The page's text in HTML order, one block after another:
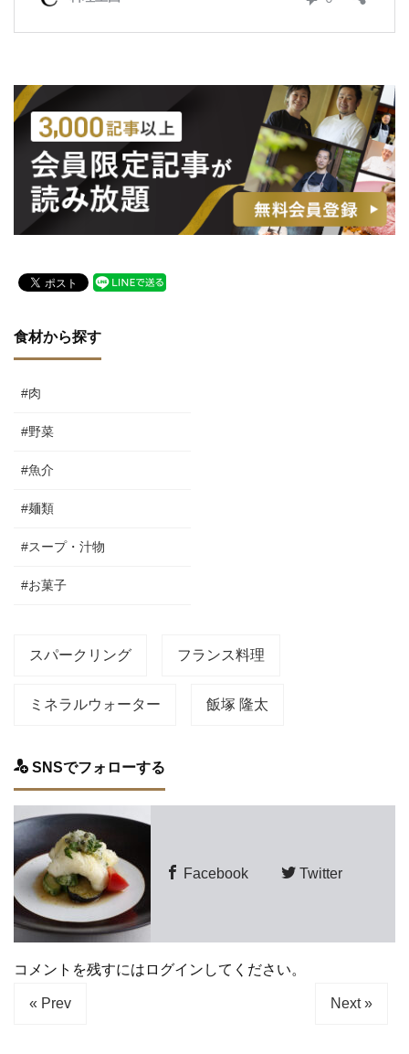
食材から探す
#肉
#野菜
#魚介
#麺類
#スープ・汁物
#お菓子
スパークリング フランス料理
ミネラルウォーター 飯塚 隆太
SNSでフォローする
Facebook Twitter
コメントを残すにはログインしてください。
« Prev Next »